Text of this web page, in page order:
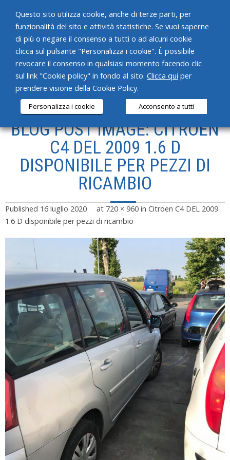
HOME
CHI SIAMO
SERVIZI
PRODOTTI
NEWS
BLOG POST IMAGE: CITROEN
C4 DEL 2009 1.6 D
DISPONIBILE PER PEZZI DI
RICAMBIO
Published 16 luglio 2020 at 720 × 960 in Citroen C4 DEL 2009
1.6 D disponibile per pezzi di ricambio
Questo sito utilizza cookie, anche di terze parti, per
funzionalità del sito e attività statistiche. Se vuoi saperne
di più o negare il consenso a tutti o ad alcuni cookie
clicca sul pulsante "Personalizza i cookie". È possibile
revocare il consenso in qualsiasi momento facendo clic
sul link "Cookie policy" in fondo al sito. Clicca qui per
prendere visione della Cookie Policy.
Personalizza i cookie Acconsento a tutti